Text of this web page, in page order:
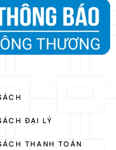
ĐẠI LÝ
THANH TOÁN